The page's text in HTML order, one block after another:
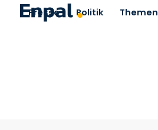
Presse Politik Themen